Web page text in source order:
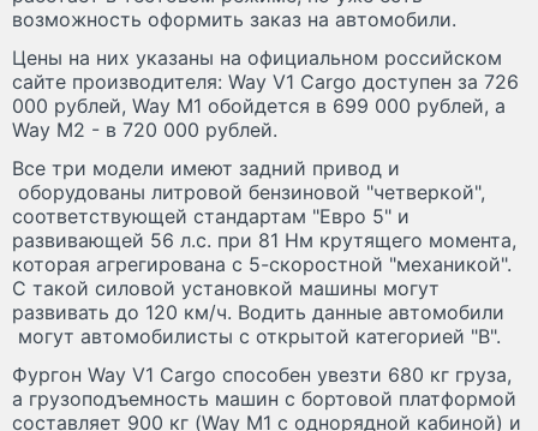
возможность оформить заказ на автомобили.
Цены на них указаны на официальном российском
сайте производителя: Way V1 Cargo доступен за 726
000 рублей, Way M1 обойдется в 699 000 рублей, а
Way M2 - в 720 000 рублей.
Все три модели имеют задний привод и
оборудованы литровой бензиновой "четверкой",
соответствующей стандартам "Евро 5" и
развивающей 56 л.с. при 81 Нм крутящего момента,
которая агрегирована с 5-скоростной "механикой".
С такой силовой установкой машины могут
развивать до 120 км/ч. Водить данные автомобили
могут автомобилисты с открытой категорией "B".
Фургон Way V1 Cargo способен увезти 680 кг груза,
а грузоподъемность машин с бортовой платформой
составляет 900 кг (Way M1 с однорядной кабиной) и